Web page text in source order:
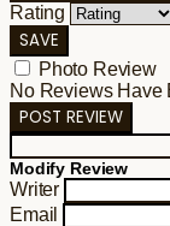
Rating
SAVE
Photo Review
No Reviews Have
POST REVIEW
Modify Review
Writer
Email